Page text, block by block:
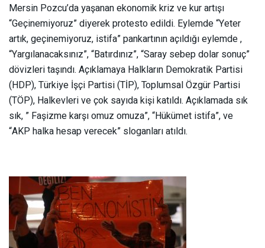
Mersin Pozcu’da yaşanan ekonomik kriz ve kur artışı
“Geçinemiyoruz” diyerek protesto edildi. Eylemde “Yeter
artık, geçinemiyoruz, istifa” pankartının açıldığı eylemde ,
“Yargılanacaksınız”, “Batırdınız”, “Saray sebep dolar sonuç”
dövizleri taşındı. Açıklamaya Halkların Demokratik Partisi
(HDP), Türkiye İşçi Partisi (TİP), Toplumsal Özgür Partisi
(TÖP), Halkevleri ve çok sayıda kişi katıldı. Açıklamada sık
sık, ” Faşizme karşı omuz omuza”, “Hükümet istifa”, ve
“AKP halka hesap verecek” sloganları atıldı.